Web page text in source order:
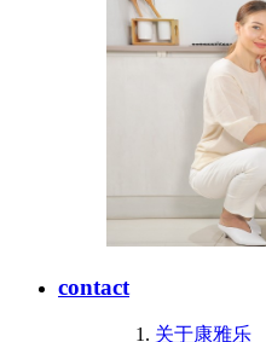
contact
关于康雅乐